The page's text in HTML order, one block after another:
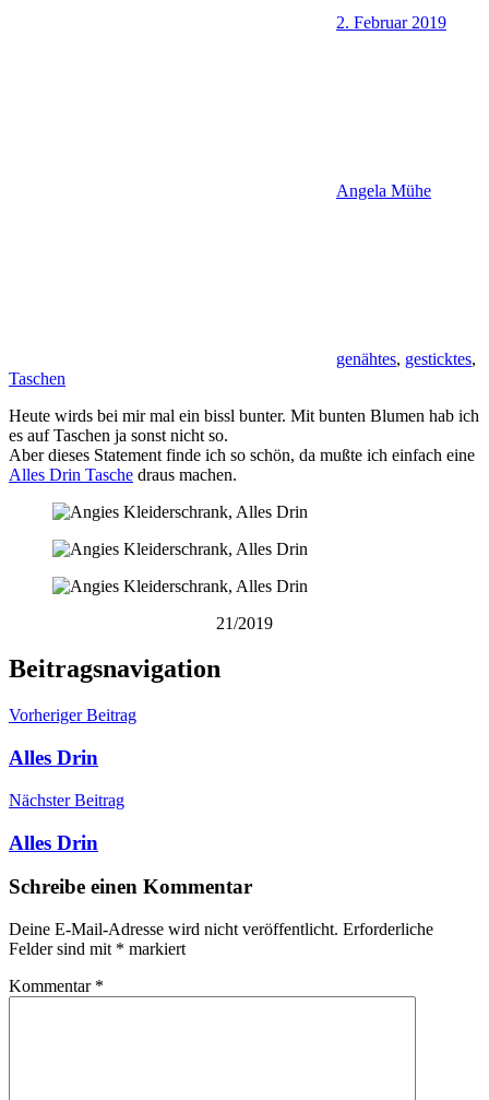
2. Februar 2019
Angela Mühe
genähtes, gesticktes,
Taschen
Heute wirds bei mir mal ein bissl bunter. Mit bunten Blumen hab ich
es auf Taschen ja sonst nicht so.
Aber dieses Statement finde ich so schön, da mußte ich einfach eine
Alles Drin Tasche draus machen.
21/2019
Beitragsnavigation
Vorheriger Beitrag
Alles Drin
Nächster Beitrag
Alles Drin
Schreibe einen Kommentar
Deine E-Mail-Adresse wird nicht veröffentlicht. Erforderliche
Felder sind mit * markiert
Kommentar *